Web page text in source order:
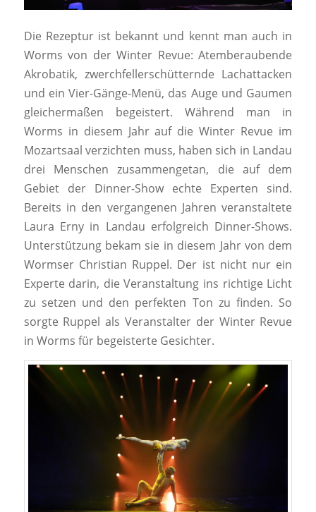
Die Rezeptur ist bekannt und kennt man auch in
Worms von der Winter Revue: Atemberaubende
Akrobatik, zwerchfellerschütternde Lachattacken
und ein Vier-Gänge-Menü, das Auge und Gaumen
gleichermaßen begeistert. Während man in
Worms in diesem Jahr auf die Winter Revue im
Mozartsaal verzichten muss, haben sich in Landau
drei Menschen zusammengetan, die auf dem
Gebiet der Dinner-Show echte Experten sind.
Bereits in den vergangenen Jahren veranstaltete
Laura Erny in Landau erfolgreich Dinner-Shows.
Unterstützung bekam sie in diesem Jahr von dem
Wormser Christian Ruppel. Der ist nicht nur ein
Experte darin, die Veranstaltung ins richtige Licht
zu setzen und den perfekten Ton zu finden. So
sorgte Ruppel als Veranstalter der Winter Revue
in Worms für begeisterte Gesichter.